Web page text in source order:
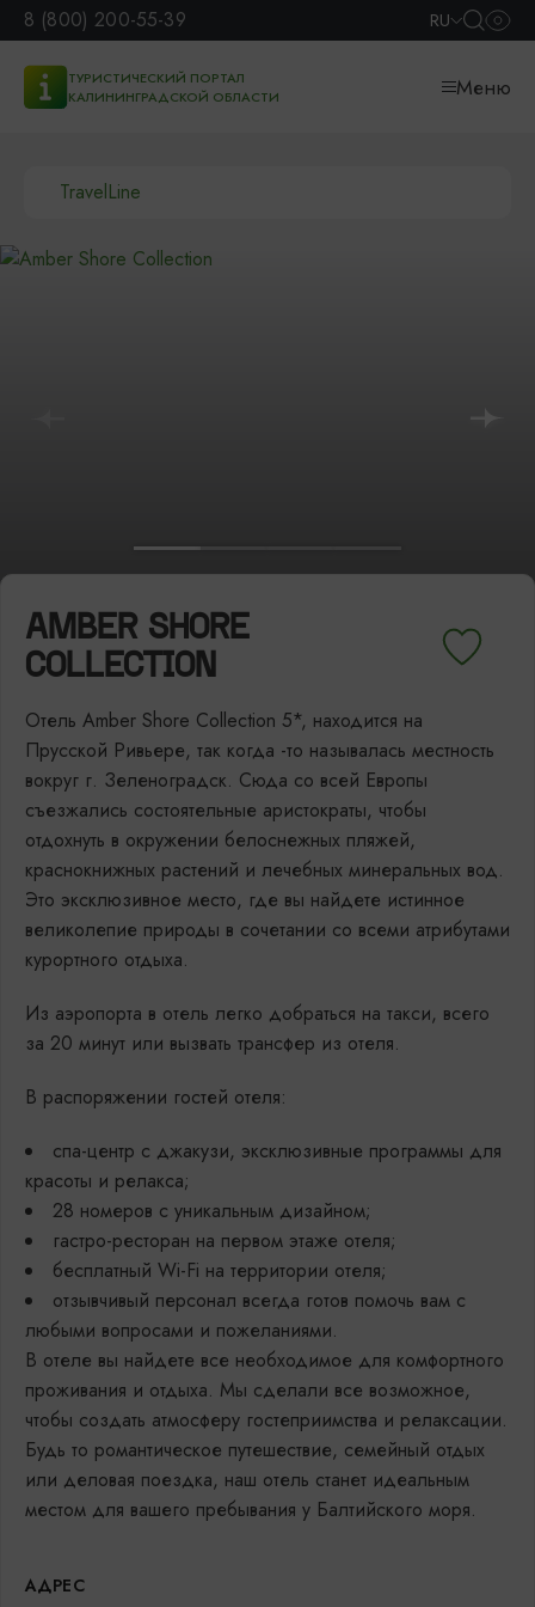
8 (800) 200-55-39 RU
ТУРИСТИЧЕСКИЙ ПОРТАЛ
КАЛИНИНГРАДСКОЙ ОБЛАСТИ
Меню
TravelLine
AMBER SHORE
COLLECTION
Отель Amber Shore Collection 5*, находится на
Прусской Ривьере, так когда -то называлась местность
вокруг г. Зеленоградск. Сюда со всей Европы
съезжались состоятельные аристократы, чтобы
отдохнуть в окружении белоснежных пляжей,
краснокнижных растений и лечебных минеральных вод.
Это эксклюзивное место, где вы найдете истинное
великолепие природы в сочетании со всеми атрибутами
курортного отдыха.
Из аэропорта в отель легко добраться на такси, всего
за 20 минут или вызвать трансфер из отеля.
В распоряжении гостей отеля:
спа-центр с джакузи, эксклюзивные программы для
красоты и релакса;
28 номеров с уникальным дизайном;
гастро-ресторан на первом этаже отеля;
бесплатный Wi-Fi на территории отеля;
отзывчивый персонал всегда готов помочь вам с
любыми вопросами и пожеланиями.
В отеле вы найдете все необходимое для комфортного
проживания и отдыха. Мы сделали все возможное,
чтобы создать атмосферу гостеприимства и релаксации.
Будь то романтическое путешествие, семейный отдых
или деловая поездка, наш отель станет идеальным
местом для вашего пребывания у Балтийского моря.
АДРЕС